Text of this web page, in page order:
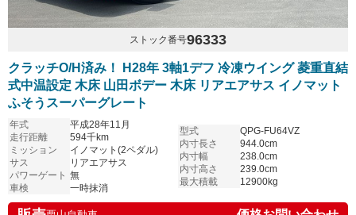
ストック番号96333
クラッチO/H済み！ H28年 3軸1デフ 冷凍ウイング 菱重直結
式中温設定 木床 山田ボデー 木床 リアエアサス イノマット
ふそうスーパーグレート
年式
平成28年11月
走行距離
594千km
ミッション
イノマット(2ペダル)
サス
リアエアサス
パワーゲート 無
車検
一時抹消
型式
QPG-FU64VZ
内寸長さ
944.0cm
内寸幅
238.0cm
内寸高さ
239.0cm
最大積載
12900kg